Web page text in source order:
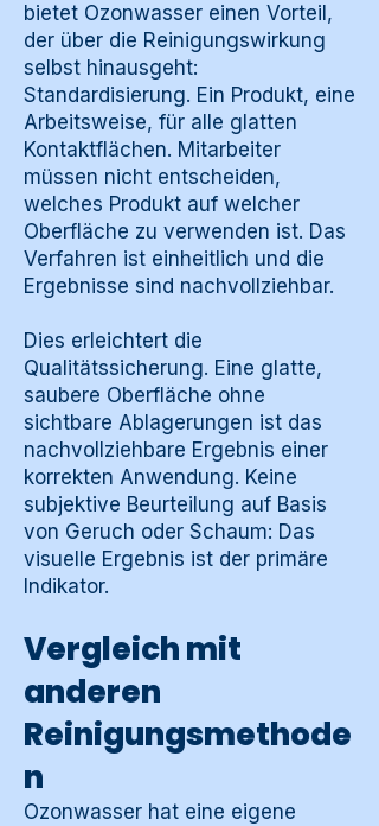
bietet Ozonwasser einen Vorteil,
der über die Reinigungswirkung
selbst hinausgeht:
Standardisierung. Ein Produkt, eine
Arbeitsweise, für alle glatten
Kontaktflächen. Mitarbeiter
müssen nicht entscheiden,
welches Produkt auf welcher
Oberfläche zu verwenden ist. Das
Verfahren ist einheitlich und die
Ergebnisse sind nachvollziehbar.
Dies erleichtert die
Qualitätssicherung. Eine glatte,
saubere Oberfläche ohne
sichtbare Ablagerungen ist das
nachvollziehbare Ergebnis einer
korrekten Anwendung. Keine
subjektive Beurteilung auf Basis
von Geruch oder Schaum: Das
visuelle Ergebnis ist der primäre
Indikator.
Vergleich mit
anderen
Reinigungsmethode
n
Ozonwasser hat eine eigene